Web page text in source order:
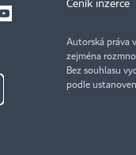
Ceník inzerce
Autorská práva
zejména
Bez souhlasu
podle